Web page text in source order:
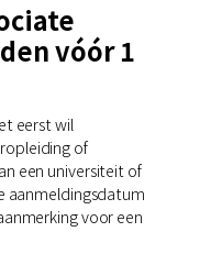
vóór 1
eerst wil
of
een universiteit of
aanmeldingsdatum
voor een